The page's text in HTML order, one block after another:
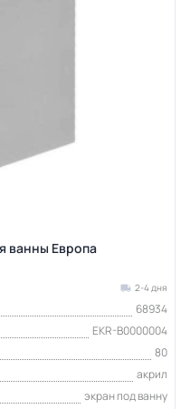
ванны Европа
2-4 дня
68934
EKR-B0000004
80
акрил
экран под ванну